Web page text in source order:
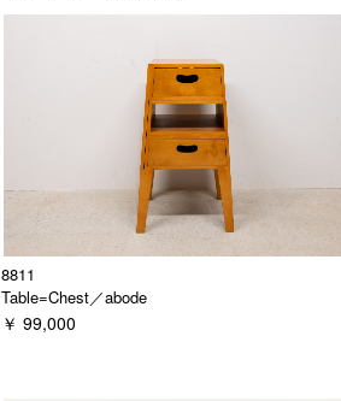
8811
Table=Chest／abode
￥ 99,000